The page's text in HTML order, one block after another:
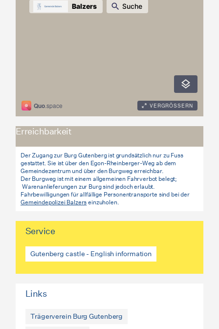
Erreichbarkeit
Der Zugang zur Burg Gutenberg ist grundsätzlich nur zu Fuss
gestattet. Sie ist über den Egon-Rheinberger-Weg ab dem
Gemeindezentrum und über den Burgweg erreichbar.
Der Burgweg ist mit einem allgemeinen Fahrverbot belegt;
Warenanlieferungen zur Burg sind jedoch erlaubt.
Fahrbewilligungen für allfällige Personentransporte sind bei der
Gemeindepolizei Balzerseinzuholen.
Service
Gutenberg castle - English information
Links
Trägerverein Burg Gutenberg